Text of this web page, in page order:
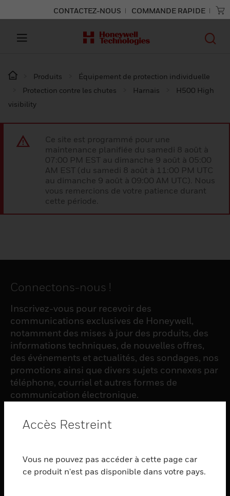
CONTACTEZ-NOUS COMMANDE RAPIDE
Produits
Équipement de protection individuelle
Protection contre les chutes
Harnais
H500 High
visibility
Ce site est programmé pour une
maintenance planifiée du samedi 8 août à
07:00 PM EST au dimanche 9 août à 05:00
AM EST (du samedi 8 août à 11:00 PM UTC
au dimanche 9 août à 09:00 AM UTC). Nous
vous remercions de votre patience durant
cette période.
Connectons-nous !
Inscrivez-vous pour recevoir des
communications exclusives de Honeywell,
notamment des mises à jour des produits, des
informations techniques, de nouvelles offres,
des événements et actualités, des sondages, nos
promotions ainsi que divers sujets connexes par
téléphone, courriel et autres formes de
communication électronique.
S'INSCRIRE
PRODUCTS
toggle view
Accès Restreint
Vous ne pouvez pas accéder à cette page car
ce produit n'est pas disponible dans votre pays.